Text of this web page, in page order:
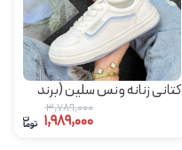
کتانی زنانه ونس سلین (برند
3,789,000
1,989,000